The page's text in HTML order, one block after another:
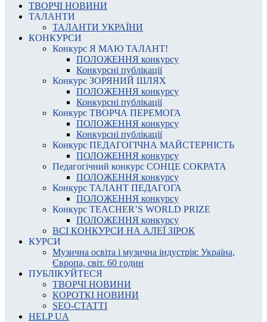
ТВОРЧІ НОВИНИ
ТАЛАНТИ
ТАЛАНТИ УКРАЇНИ
КОНКУРСИ
Конкурс Я МАЮ ТАЛАНТ!
ПОЛОЖЕННЯ конкурсу
Конкурсні публікації
Конкурс ЗОРЯНИЙ ШЛЯХ
ПОЛОЖЕННЯ конкурсу
Конкурсні публікації
Конкурс ТВОРЧА ПЕРЕМОГА
ПОЛОЖЕННЯ конкурсу
Конкурсні публікації
Конкурс ПЕДАГОГІЧНА МАЙСТЕРНІСТЬ
ПОЛОЖЕННЯ конкурсу
Педагогічний конкурс СОНЦЕ СОКРАТА
ПОЛОЖЕННЯ конкурсу
Конкурс ТАЛАНТ ПЕДАГОГА
ПОЛОЖЕННЯ конкурсу
Конкурс TEACHER’S WORLD PRIZE
ПОЛОЖЕННЯ конкурсу
ВСІ КОНКУРСИ НА АЛЕЇ ЗІРОК
КУРСИ
Музична освіта і музична індустрія: Україна,
Європа, світ. 60 годин
ПУБЛІКУЙТЕСЯ
ТВОРЧІ НОВИНИ
КОРОТКІ НОВИНИ
SEO-СТАТТІ
HELP UA